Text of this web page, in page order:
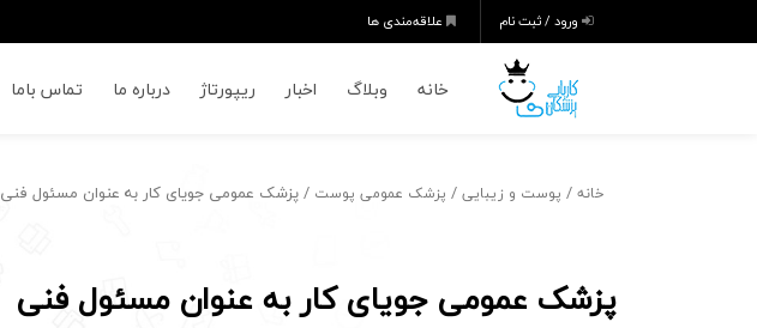
ورود / ثبت نام علاقه‌مندی ها
خانه وبلاگ اخبار ریپورتاژ درباره ما تماس باما
خانه / پوست و زیبایی / پزشک عمومی پوست / پزشک عمومی جویای کار به عنوان مسئول فنی
پزشک عمومی جویای کار به عنوان مسئول فنی